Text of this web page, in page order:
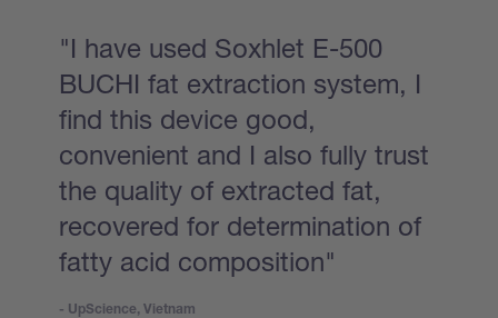
"I have used Soxhlet E-500
BUCHI fat extraction system, I
find this device good,
convenient and I also fully trust
the quality of extracted fat,
recovered for determination of
fatty acid composition"
- UpScience, Vietnam